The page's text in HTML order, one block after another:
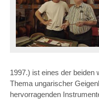
1997.) ist eines der beiden
Thema ungarischer
hervorragenden